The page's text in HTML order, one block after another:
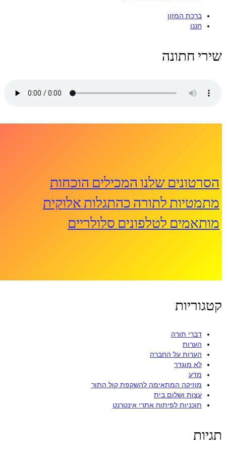
ברכת המזון
חננו
שירי חתונה
הסרטונים שלנו המכילים הוכחות
מתמטיות לתורה כהתגלות אלוקית
מותאמים לטלפונים סלולריים
קטגוריות
דברי תורה
הערות
הערות על החברה
לא מוגדר
מדע
מוזיקה המתאימה להשקפת קול התור
עצות ושלום בית
תוכניות לפיתוח אתרי אינטרנט
תגיות